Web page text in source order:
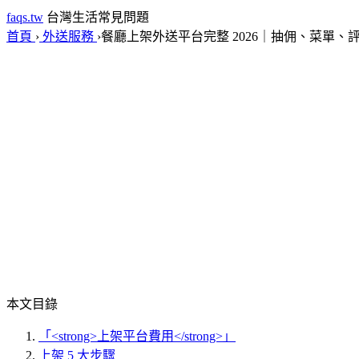
faqs.tw 台灣生活常見問題
首頁 › 外送服務 ›餐廳上架外送平台完整 2026｜抽佣、菜單、
本文目錄
「<strong>上架平台費用</strong>」
上架 5 大步驟